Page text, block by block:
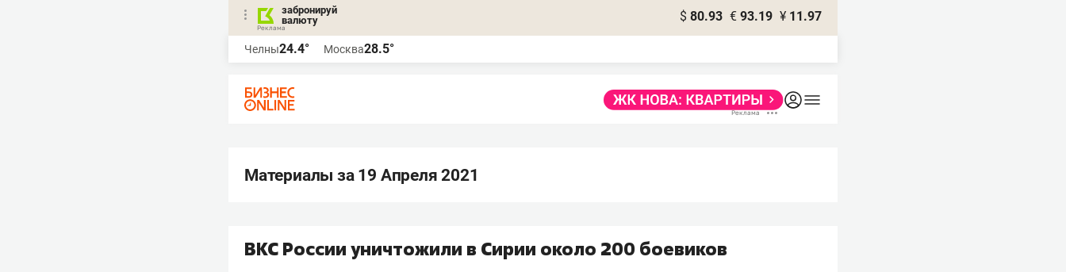
забронируй
валюту
$ 80.93 € 93.19 ¥ 11.97
Челны24.4° Москва28.5°
Материалы за 19 Апреля 2021
ВКС России уничтожили в Сирии около 200 боевиков